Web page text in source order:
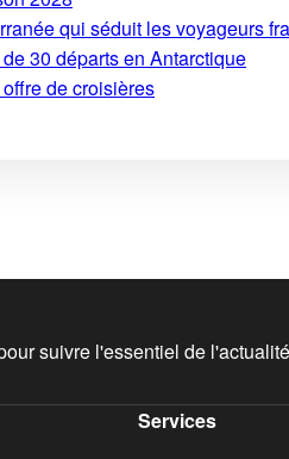
qui séduit les voyageurs
30 départs en Antarctique
de croisières
suivre l'essentiel de
Services